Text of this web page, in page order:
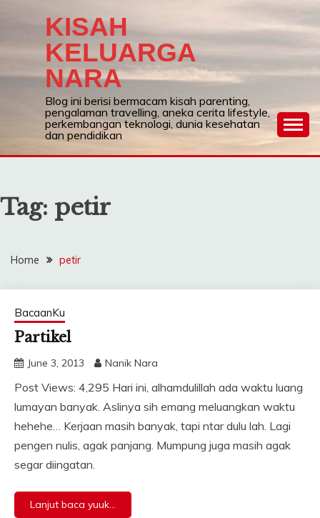
KISAH
KELUARGA
NARA
Blog ini berisi bermacam kisah parenting,
pengalaman travelling, aneka cerita lifestyle,
perkembangan teknologi, dunia kesehatan
dan pendidikan
Tag: petir
Home petir
BacaanKu
Partikel
June 3, 2013 Nanik Nara
Post Views: 4,295 Hari ini, alhamdulillah ada waktu luang
lumayan banyak. Aslinya sih emang meluangkan waktu
hehehe… Kerjaan masih banyak, tapi ntar dulu lah. Lagi
pengen nulis, agak panjang. Mumpung juga masih agak
segar diingatan.
Lanjut baca yuuk...